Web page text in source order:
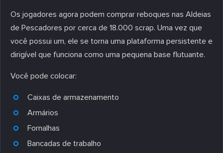
Os jogadores agora podem comprar reboques nas Aldeias
de Pescadores por cerca de 18.000 scrap. Uma vez que
você possui um, ele se torna uma plataforma persistente e
dirigível que funciona como uma pequena base flutuante.
Você pode colocar:
Caixas de armazenamento
Armários
Fornalhas
Bancadas de trabalho